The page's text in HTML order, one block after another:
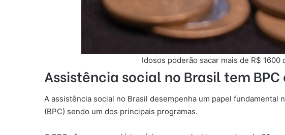
Idosos poderão sacar mais de R$
Assistência social no Brasil tem
A assistência social no Brasil desempenha um papel
(BPC) sendo um dos principais programas.